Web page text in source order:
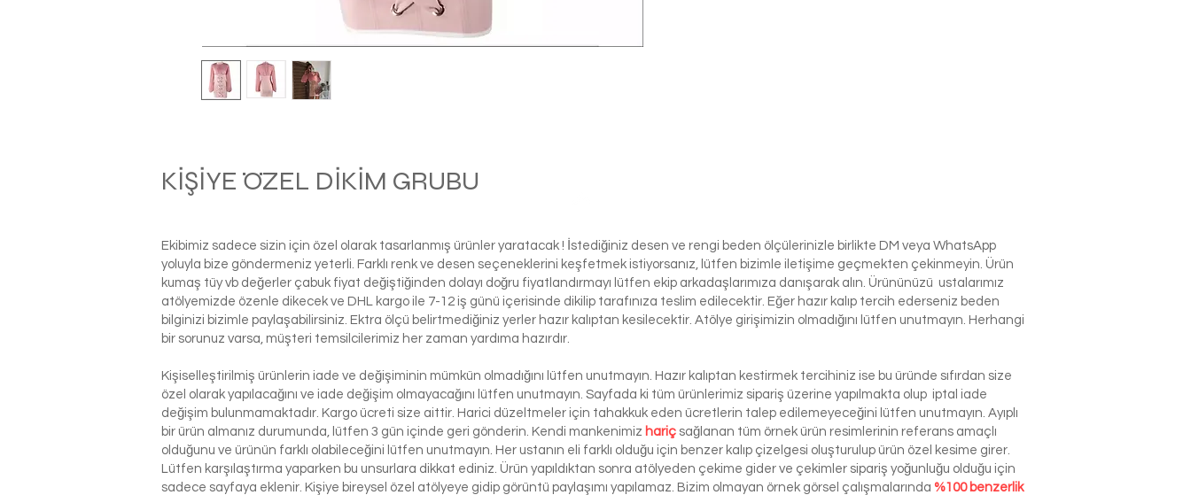
KİŞİYE ÖZEL DİKİM GRUBU
Ekibimiz sadece sizin için özel olarak tasarlanmış ürünler yaratacak ! İstediğiniz desen ve rengi beden ölçülerinizle birlikte DM veya WhatsApp
yoluyla bize göndermeniz yeterli. Farklı renk ve desen seçeneklerini keşfetmek istiyorsanız, lütfen bizimle iletişime geçmekten çekinmeyin. Ürün
kumaş tüy vb değerler çabuk fiyat değiştiğinden dolayı doğru fiyatlandırmayı lütfen ekip arkadaşlarımıza danışarak alın. Ürününüzü ustalarımız
atölyemizde özenle dikecek ve DHL kargo ile 7-12 iş günü içerisinde dikilip tarafınıza teslim edilecektir. Eğer hazır kalıp tercih ederseniz beden
bilginizi bizimle paylaşabilirsiniz. Ektra ölçü belirtmediğiniz yerler hazır kalıptan kesilecektir. Atölye girişimizin olmadığını lütfen unutmayın. Herhangi
bir sorunuz varsa, müşteri temsilcilerimiz her zaman yardıma hazırdır.
Kişiselleştirilmiş ürünlerin iade ve değişiminin mümkün olmadığını lütfen unutmayın. Hazır kalıptan kestirmek tercihiniz ise bu üründe sıfırdan size
özel olarak yapılacağını ve iade değişim olmayacağını lütfen unutmayın. Sayfada ki tüm ürünlerimiz sipariş üzerine yapılmakta olup iptal iade
değişim bulunmamaktadır. Kargo ücreti size aittir. Harici düzeltmeler için tahakkuk eden ücretlerin talep edilemeyeceğini lütfen unutmayın. Ayıplı
bir ürün almanız durumunda, lütfen 3 gün içinde geri gönderin. Kendi mankenimiz hariç sağlanan tüm örnek ürün resimlerinin referans amaçlı
olduğunu ve ürünün farklı olabileceğini lütfen unutmayın. Her ustanın eli farklı olduğu için benzer kalıp çizelgesi oluşturulup ürün özel kesime girer.
Lütfen karşılaştırma yaparken bu unsurlara dikkat ediniz. Ürün yapıldıktan sonra atölyeden çekime gider ve çekimler sipariş yoğunluğu olduğu için
sadece sayfaya eklenir. Kişiye bireysel özel atölyeye gidip görüntü paylaşımı yapılamaz. Bizim olmayan örnek görsel çalışmalarında %100 benzerlik